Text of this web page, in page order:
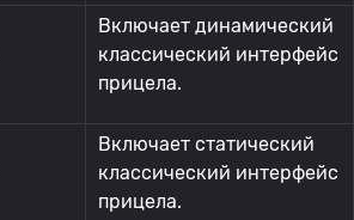
Включает динамический
классический интерфейс
прицела.
Включает статический
классический интерфейс
прицела.